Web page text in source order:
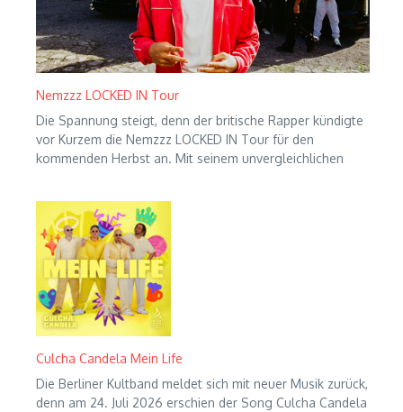
Nemzzz LOCKED IN Tour
Die Spannung steigt, denn der britische Rapper kündigte
vor Kurzem die Nemzzz LOCKED IN Tour für den
kommenden Herbst an. Mit seinem unvergleichlichen
Culcha Candela Mein Life
Die Berliner Kultband meldet sich mit neuer Musik zurück,
denn am 24. Juli 2026 erschien der Song Culcha Candela